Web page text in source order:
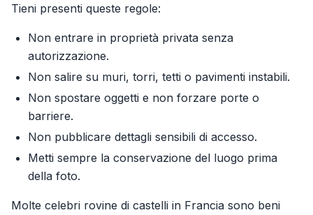
Tieni presenti queste regole:
Non entrare in proprietà privata senza
autorizzazione.
Non salire su muri, torri, tetti o pavimenti instabili.
Non spostare oggetti e non forzare porte o
barriere.
Non pubblicare dettagli sensibili di accesso.
Metti sempre la conservazione del luogo prima
della foto.
Molte celebri rovine di castelli in Francia sono beni